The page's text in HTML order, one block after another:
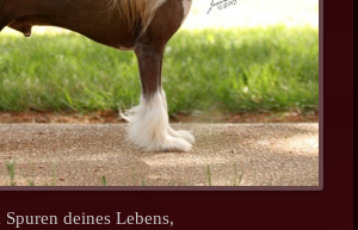
deines Lebens,